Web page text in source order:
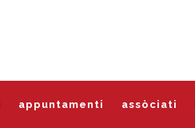
appuntamenti assòciati